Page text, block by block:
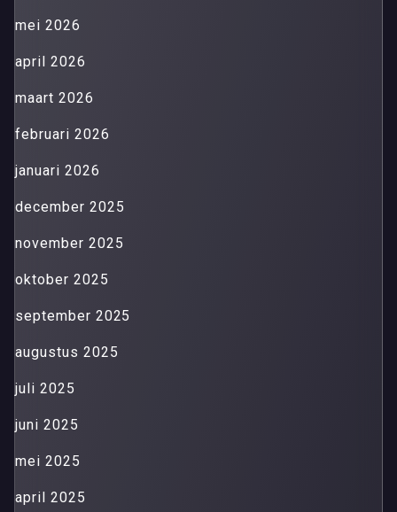
mei 2026
april 2026
maart 2026
februari 2026
januari 2026
december 2025
november 2025
oktober 2025
september 2025
augustus 2025
juli 2025
juni 2025
mei 2025
april 2025